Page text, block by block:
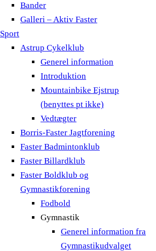
Bander
Galleri – Aktiv Faster
Sport
Astrup Cykelklub
Generel information
Introduktion
Mountainbike Ejstrup
(benyttes pt ikke)
Vedtægter
Borris-Faster Jagtforening
Faster Badmintonklub
Faster Billardklub
Faster Boldklub og
Gymnastikforening
Fodbold
Gymnastik
Generel information fra
Gymnastikudvalget